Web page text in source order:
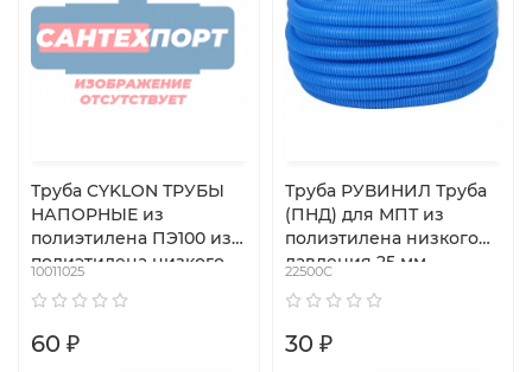
Труба CYKLON ТРУБЫ
НАПОРНЫЕ из
полиэтилена ПЭ100 из
полиэтилена низкого
10011025
60 ₽
Труба РУВИНИЛ Труба
(ПНД) для МПТ из
полиэтилена низкого
давления 25 мм,
22500С
30 ₽